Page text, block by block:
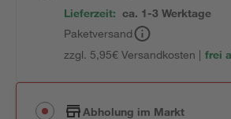
Lieferzeit: ca. 1-3 Werktage
Paketversand
zzgl. 5,95€ Versandkosten | frei
Abholung im Markt